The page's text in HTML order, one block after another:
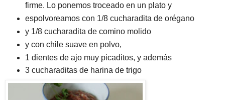
firme. Lo ponemos troceado en un plato y
espolvoreamos con 1/8 cucharadita de orégano
y 1/8 cucharadita de comino molido
y con chile suave en polvo,
1 dientes de ajo muy picaditos, y además
3 cucharaditas de harina de trigo